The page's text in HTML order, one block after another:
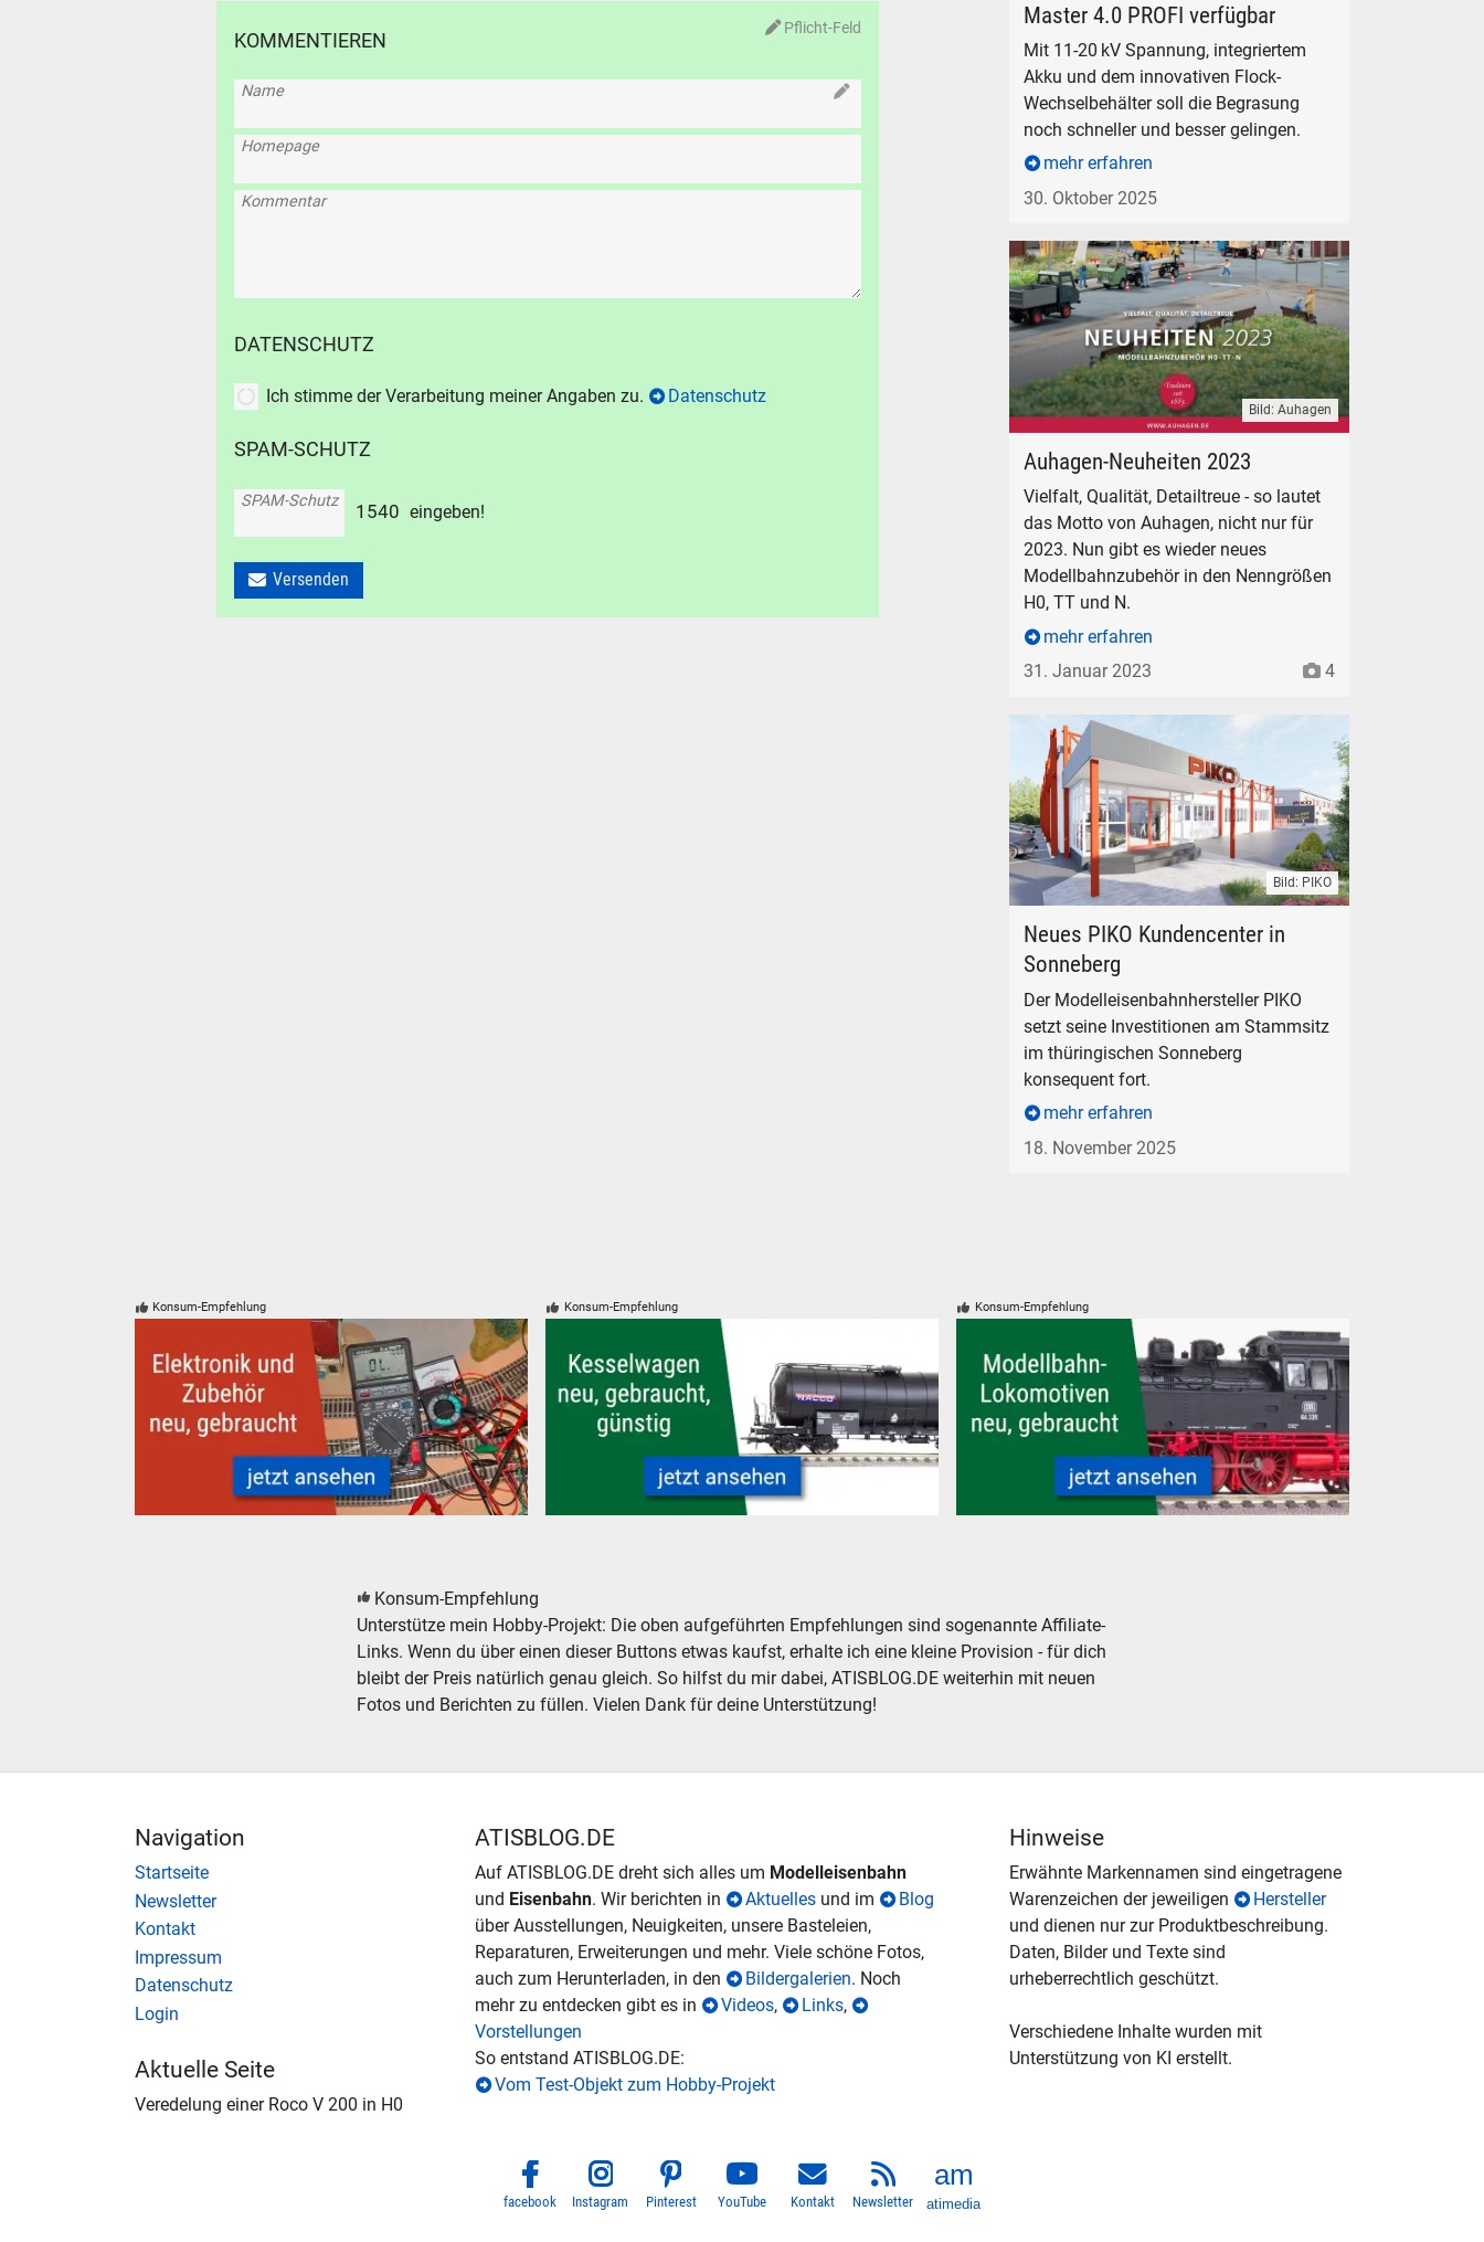
Pflicht-Feld
KOMMENTIEREN
Name
Homepage
Kommentar
DATENSCHUTZ
Ich stimme der Verarbeitung meiner Angaben zu. Datenschutz
SPAM-SCHUTZ
SPAM-Schutz 1 540 eingeben!
Versenden
Master 4.0 PROFI verfügbar
Mit 11-20 kV Spannung, integriertem
Akku und dem innovativen Flock-
Wechselbehälter soll die Begrasung
noch schneller und besser gelingen.
mehr erfahren
30. Oktober 2025
Bild: Auhagen
Auhagen-Neuheiten 2023
Vielfalt, Qualität, Detailtreue - so lautet
das Motto von Auhagen, nicht nur für
2023. Nun gibt es wieder neues
Modellbahnzubehör in den Nenngrößen
H0, TT und N.
mehr erfahren
31. Januar 2023
4
Bild: PIKO
Neues PIKO Kundencenter in
Sonneberg
Der Modelleisenbahnhersteller PIKO
setzt seine Investitionen am Stammsitz
im thüringischen Sonneberg
konsequent fort.
mehr erfahren
18. November 2025
Konsum-Empfehlung Konsum-Empfehlung Konsum-Empfehlung
Konsum-Empfehlung
Unterstütze mein Hobby-Projekt: Die oben aufgeführten Empfehlungen sind sogenannte Affiliate-
Links. Wenn du über einen dieser Buttons etwas kaufst, erhalte ich eine kleine Provision - für dich
bleibt der Preis natürlich genau gleich. So hilfst du mir dabei, ATISBLOG.DE weiterhin mit neuen
Fotos und Berichten zu füllen. Vielen Dank für deine Unterstützung!
Navigation
Startseite
Newsletter
Kontakt
Impressum
Datenschutz
Login
Aktuelle Seite
Veredelung einer Roco V 200 in H0
ATISBLOG.DE
Auf ATISBLOG.DE dreht sich alles um Modelleisenbahn
und Eisenbahn. Wir berichten in Aktuelles und im
Blog
über Ausstellungen, Neuigkeiten, unsere Basteleien,
Reparaturen, Erweiterungen und mehr. Viele schöne Fotos,
auch zum Herunterladen, in den
Bildergalerien. Noch
mehr zu entdecken gibt es in
Videos, Links,
Vorstellungen
So entstand ATISBLOG.DE:
Vom Test-Objekt zum Hobby-Projekt
Hinweise
Erwähnte Markennamen sind eingetragene
Warenzeichen der jeweiligen
Hersteller
und dienen nur zur Produktbeschreibung.
Daten, Bilder und Texte sind
urheberrechtlich geschützt.
Verschiedene Inhalte wurden mit
Unterstützung von KI erstellt.
facebook Instagram Pinterest YouTube Kontakt Newsletter atimedia